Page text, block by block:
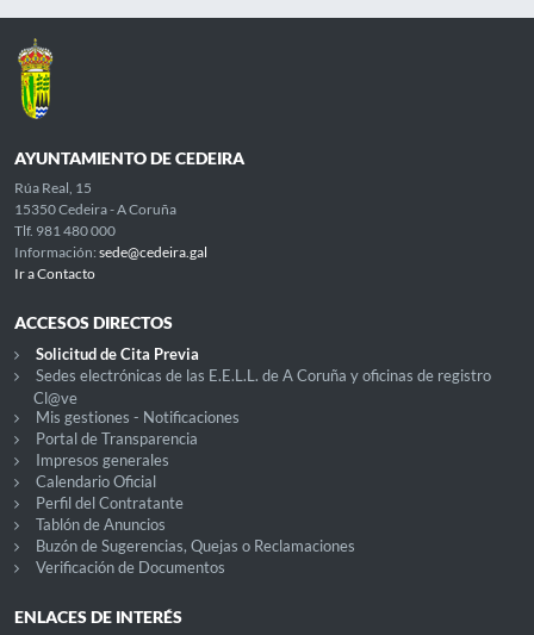
AYUNTAMIENTO DE CEDEIRA
Rúa Real, 15
15350 Cedeira - A Coruña
Tlf. 981 480 000
Información: sede@cedeira.gal
Ir a Contacto
ACCESOS DIRECTOS
Solicitud de Cita Previa
Sedes electrónicas de las E.E.L.L. de A Coruña y oficinas de registro
Cl@ve
Mis gestiones - Notificaciones
Portal de Transparencia
Impresos generales
Calendario Oficial
Perfil del Contratante
Tablón de Anuncios
Buzón de Sugerencias, Quejas o Reclamaciones
Verificación de Documentos
ENLACES DE INTERÉS